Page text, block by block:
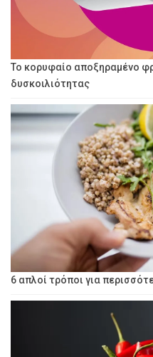
Το κορυφαίο αποξηραμένο
δυσκοιλιότητας
6 απλοί τρόποι για